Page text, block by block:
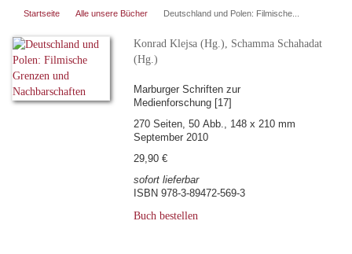
Startseite Alle unsere Bücher Deutschland und Polen: Filmische...
Konrad Klejsa (Hg.), Schamma Schahadat
(Hg.)
Marburger Schriften zur
Medienforschung [17]
270 Seiten, 50 Abb., 148 x 210 mm
September 2010
29,90 €
sofort lieferbar
ISBN 978-3-89472-569-3
Buch bestellen